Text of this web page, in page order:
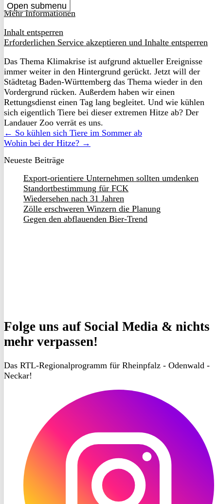
Open submenu
Mehr Informationen
Inhalt entsperren
Erforderlichen Service akzeptieren und Inhalte entsperren
Das Thema Klimakrise ist aufgrund aktueller Ereignisse
immer weiter in den Hintergrund gerückt. Jetzt will der
Städtetag Baden-Württemberg das Thema wieder in den
Vordergrund rücken. Außerdem haben wir einen
Rettungsdienst einen Tag lang begleitet. Und wie kühlen
sich eigentlich Tiere bei dieser extremen Hitze ab? Der
Landauer Zoo verrät es uns.
← So kühlen sich Tiere im Sommer ab
Wohin bei der Hitze? →
Neueste Beiträge
Export-orientiere Unternehmen sollten umdenken
Standortbestimmung für FCK
Wiedersehen nach 31 Jahren
Zölle erschweren Winzern die Planung
Gegen den abflauenden Bier-Trend
Folge uns auf Social Media & nichts
mehr verpassen!
Das RTL-Regionalprogramm für Rheinpfalz - Odenwald -
Neckar!
Instagram